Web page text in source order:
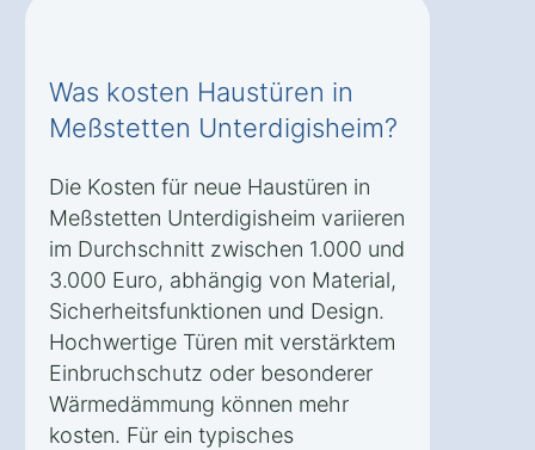
Was kosten Haustüren in
Meßstetten Unterdigisheim?
Die Kosten für neue Haustüren in
Meßstetten Unterdigisheim variieren
im Durchschnitt zwischen 1.000 und
3.000 Euro, abhängig von Material,
Sicherheitsfunktionen und Design.
Hochwertige Türen mit verstärktem
Einbruchschutz oder besonderer
Wärmedämmung können mehr
kosten. Für ein typisches